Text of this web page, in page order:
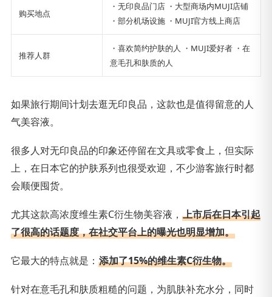
购买地点
・无印良品门店 ・大型商场内MUJI店铺
・部分机场设施 ・MUJI官方线上商店
推荐人群
・喜欢简约护肤的人 ・MUJI爱好者 ・在
意毛孔和肤质的人
如果旅行期间计划去逛无印良品，这款也是值得留意的人
气美容液。
很多人对无印良品的印象还停留在文具或零食上，但实际
上，在日本它的护肤系列也很受欢迎，不少游客旅行时都
会顺便囤货。
尤其这款高浓度维生素C衍生物美容液， 上市后在日本引起
了很高的话题度，在社交平台上的曝光也明显增加。
它最大的特点就是： 添加了15%的维生素C衍生物。
针对在意毛孔和肤质粗糙的问题，为肌肤补充水分，同时